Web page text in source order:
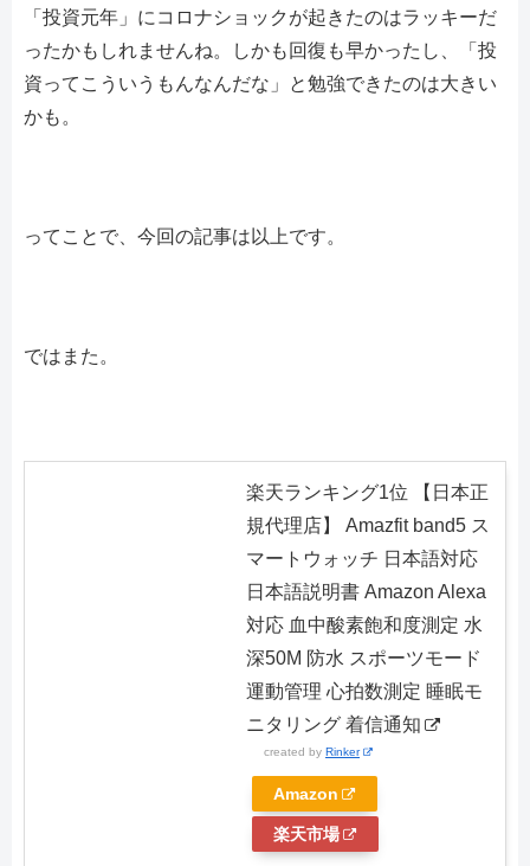
「投資元年」にコロナショックが起きたのはラッキーだ
ったかもしれませんね。しかも回復も早かったし、「投
資ってこういうもんなんだな」と勉強できたのは大きい
かも。
ってことで、今回の記事は以上です。
ではまた。
楽天ランキング1位 【日本正
規代理店】 Amazfit band5 ス
マートウォッチ 日本語対応
日本語説明書 Amazon Alexa
対応 血中酸素飽和度測定 水
深50M 防水 スポーツモード
運動管理 心拍数測定 睡眠モ
ニタリング 着信通知
created by Rinker
Amazon
楽天市場